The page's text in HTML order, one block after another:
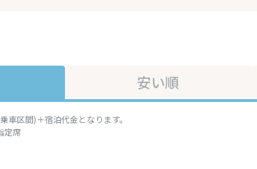
安い順
区間)＋宿泊代金となります。
定席